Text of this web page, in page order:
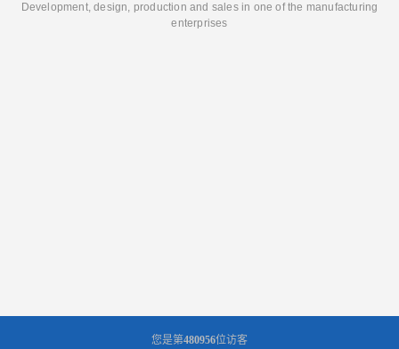
Development, design, production and sales in one of the manufacturing
enterprises
您是第480956位访客